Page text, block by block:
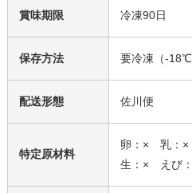
賞味期限 冷凍90日
保存方法 要冷凍（-18℃
配送形態 佐川便
特定原材料
卵：× 乳：
生：× えび